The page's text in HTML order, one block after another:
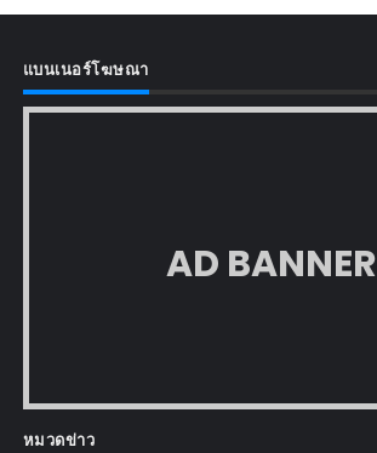
แบนเนอร์โฆษณา
AD BANNER
หมวดข่าว